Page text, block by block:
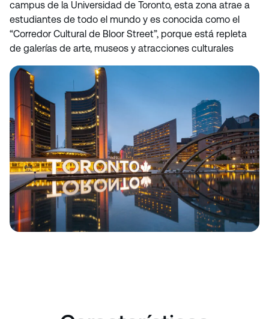
campus de la Universidad de Toronto, esta zona atrae a
estudiantes de todo el mundo y es conocida como el
“Corredor Cultural de Bloor Street”, porque está repleta
de galerías de arte, museos y atracciones culturales